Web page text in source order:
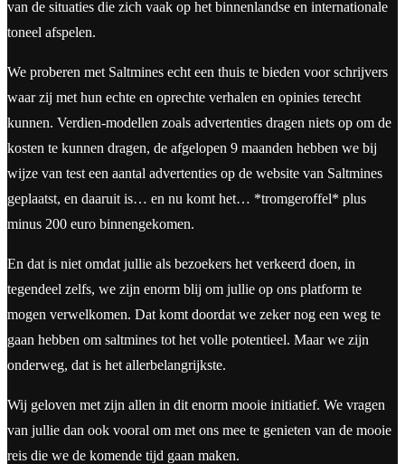
van de situaties die zich vaak op het binnenlandse en internationale
toneel afspelen.
We proberen met Saltmines echt een thuis te bieden voor schrijvers
waar zij met hun echte en oprechte verhalen en opinies terecht
kunnen. Verdien-modellen zoals advertenties dragen niets op om de
kosten te kunnen dragen, de afgelopen 9 maanden hebben we bij
wijze van test een aantal advertenties op de website van Saltmines
geplaatst, en daaruit is… en nu komt het… *tromgeroffel* plus
minus 200 euro binnengekomen.
En dat is niet omdat jullie als bezoekers het verkeerd doen, in
tegendeel zelfs, we zijn enorm blij om jullie op ons platform te
mogen verwelkomen. Dat komt doordat we zeker nog een weg te
gaan hebben om saltmines tot het volle potentieel. Maar we zijn
onderweg, dat is het allerbelangrijkste.
Wij geloven met zijn allen in dit enorm mooie initiatief. We vragen
van jullie dan ook vooral om met ons mee te genieten van de mooie
reis die we de komende tijd gaan maken.